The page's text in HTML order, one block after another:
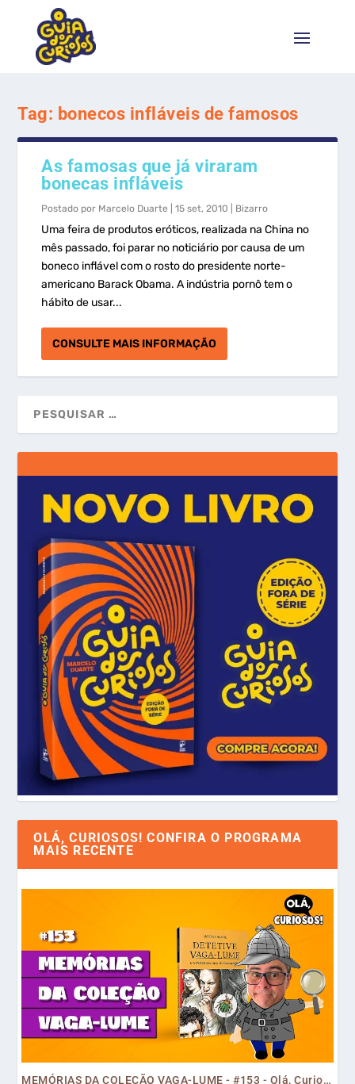
Tag: bonecos infláveis de famosos
As famosas que já viraram
bonecas infláveis
Postado por Marcelo Duarte |15 set, 2010 Bizarro
Uma feira de produtos eróticos, realizada na China no
mês passado, foi parar no noticiário por causa de um
boneco inflável com o rosto do presidente norte-
americano Barack Obama. A indústria pornô tem o
hábito de usar...
CONSULTE MAIS INFORMAÇÃO
OLÁ, CURIOSOS! CONFIRA O PROGRAMA
MAIS RECENTE
MEMÓRIAS DA COLEÇÃO VAGA-LUME - #153 - Olá, Curiosos! 2023